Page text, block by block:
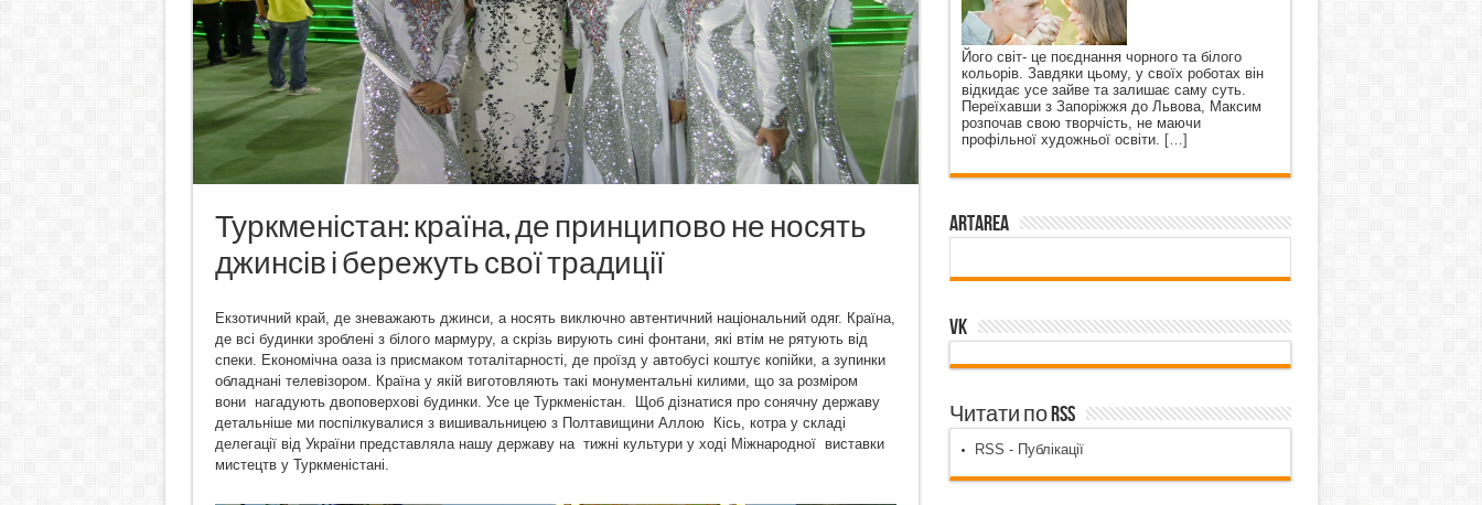
Туркменістан: країна, де принципово не носять
джинсів і бережуть свої традиції
Екзотичний край, де зневажають джинси, а носять виключно автентичний національний одяг. Країна,
де всі будинки зроблені з білого мармуру, а скрізь вирують сині фонтани, які втім не рятують від
спеки. Економічна оаза із присмаком тоталітарності, де проїзд у автобусі коштує копійки, а зупинки
обладнані телевізором. Країна у якій виготовляють такі монументальні килими, що за розміром
вони нагадують двоповерхові будинки. Усе це Туркменістан. Щоб дізнатися про сонячну державу
детальніше ми поспілкувалися з вишивальницею з Полтавищини Аллою Кісь, котра у складі
делегації від України представляла нашу державу на тижні культури у ході Міжнародної виставки
мистецтв у Туркменістані.
Його світ- це поєднання чорного та білого
кольорів. Завдяки цьому, у своїх роботах він
відкидає усе зайве та залишає саму суть.
Переїхавши з Запоріжжя до Львова, Максим
розпочав свою творчість, не маючи
профільної художньої освіти. […]
ArtArea
VK
Читати по RSS
RSS - Публікації